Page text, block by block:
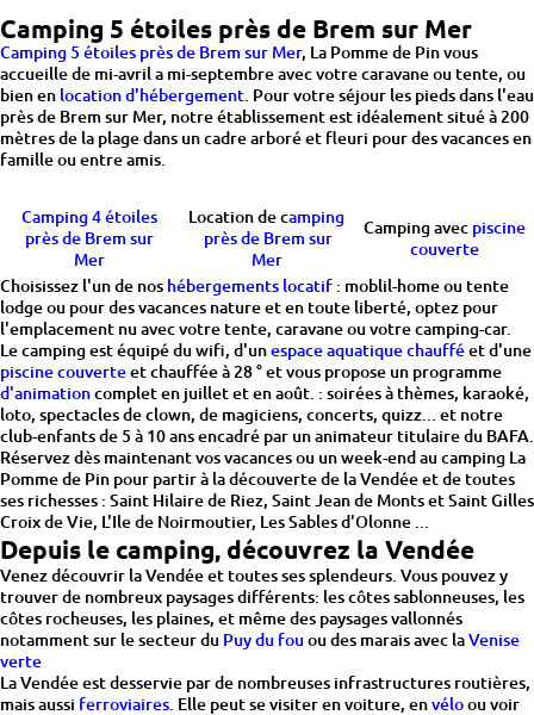
Camping 5 étoiles près de Brem sur Mer
Camping 5 étoiles près de Brem sur Mer, La Pomme de Pin vous
accueille de mi-avril a mi-septembre avec votre caravane ou tente, ou
bien en location d'hébergement. Pour votre séjour les pieds dans l'eau
près de Brem sur Mer, notre établissement est idéalement situé à 200
mètres de la plage dans un cadre arboré et fleuri pour des vacances en
famille ou entre amis.
Camping 4 étoiles
près de Brem sur
Mer
Location de camping
près de Brem sur
Mer
Camping avec piscine
couverte
Choisissez l'un de nos hébergements locatif: moblil-home ou tente
lodge ou pour des vacances nature et en toute liberté, optez pour
l'emplacement nu avec votre tente, caravane ou votre camping-car.
Le camping est équipé du wifi, d'unespace aquatique chaufféet d'une
piscine couverteet chauffée à 28 ° et vous propose un programme
d'animationcomplet en juillet et en août. : soirées à thèmes, karaoké,
loto, spectacles de clown, de magiciens, concerts, quizz... et notre
club-enfants de 5 à 10 ans encadré par un animateur titulaire du BAFA.
Réservez dès maintenant vos vacances ou un week-end au camping La
Pomme de Pin pour partir à la découverte de la Vendée et de toutes
ses richesses : Saint Hilaire de Riez, Saint Jean de Monts et Saint Gilles
Croix de Vie, L'Ile de Noirmoutier, Les Sables d'Olonne ...
Depuis le camping, découvrez la Vendée
Venez découvrir la Vendée et toutes ses splendeurs. Vous pouvez y
trouver de nombreux paysages différents: les côtes sablonneuses, les
côtes rocheuses, les plaines, et même des paysages vallonnés
notamment sur le secteur du Puy du fou ou des marais avec laVenise
verte
La Vendée est desservie par de nombreuses infrastructures routières,
mais aussi ferroviaires. Elle peut se visiter en voiture, envéloou voir